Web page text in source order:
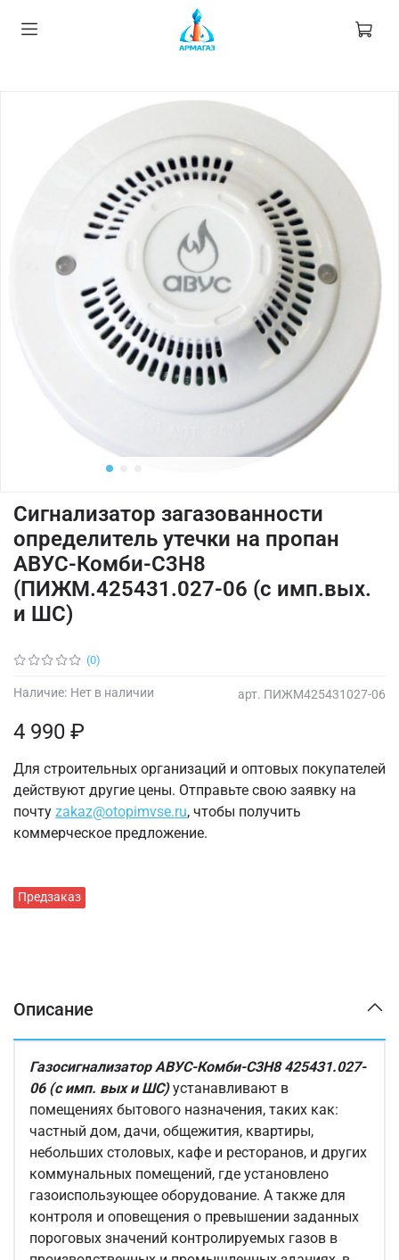
(0)
арт. ПИЖМ425431027-06
Наличие: Нет в наличии
Предзаказ
Сигнализатор загазованности
определитель утечки на пропан
АВУС-Комби-С3Н8
(ПИЖМ.425431.027-06 (с имп.вых.
и ШС)
4 990 ₽
Для строительных организаций и оптовых покупателей
действуют другие цены. Отправьте свою заявку на
почту zakaz@otopimvse.ru, чтобы получить
коммерческое предложение.
Описание
Газосигнализатор АВУС-Комби-С3Н8 425431.027-
06 (с имп. вых и ШС)устанавливают в
помещениях бытового назначения, таких как:
частный дом, дачи, общежития, квартиры,
небольших столовых, кафе и ресторанов, и других
коммунальных помещений, где установлено
газоиспользующее оборудование. А также для
контроля и оповещения о превышении заданных
пороговых значений контролируемых газов в